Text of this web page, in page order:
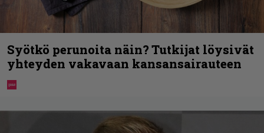
Syötkö perunoita näin? Tutkijat löysivät
yhteyden vakavaan kansansairauteen